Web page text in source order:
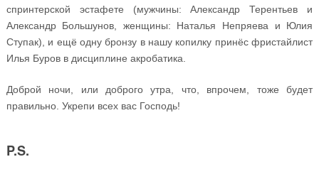
спринтерской эстафете (мужчины: Александр Терентьев и
Александр Большунов, женщины: Наталья Непряева и Юлия
Ступак), и ещё одну бронзу в нашу копилку принёс фристайлист
Илья Буров в дисциплине акробатика.
Доброй ночи, или доброго утра, что, впрочем, тоже будет
правильно. Укрепи всех вас Господь!
P.S.